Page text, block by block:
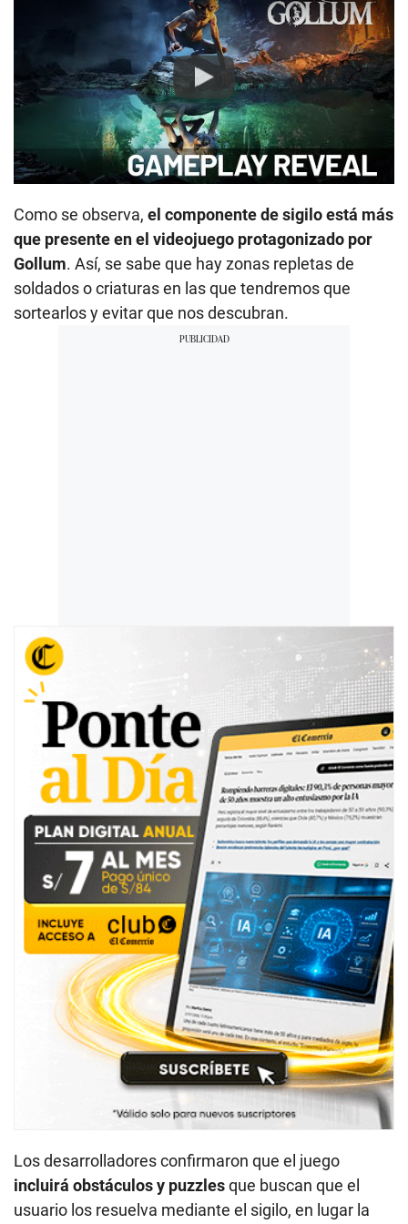
Play
Como se observa, el componente de sigilo está más
que presente en el videojuego protagonizado por
Gollum. Así, se sabe que hay zonas repletas de
soldados o criaturas en las que tendremos que
sortearlos y evitar que nos descubran.
Los desarrolladores confirmaron que el juego
incluirá obstáculos y puzzlesque buscan que el
usuario los resuelva mediante el sigilo, en lugar la